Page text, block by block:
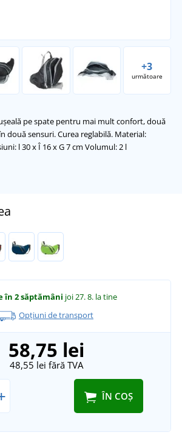
+3
următoare
pe spate pentru mai mult confort, două
două sensuri. Curea reglabilă. Material:
l 30 x Î 16 x G 7 cm Volumul: 2 l
în 2 săptămâni joi 27. 8. la tine
Opțiuni de transport
58,75 lei
48,55 lei fără TVA
ÎN COȘ